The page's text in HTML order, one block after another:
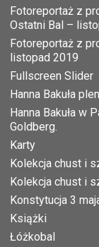
Fotoreportaż z
Ostatni Bal –
Fotoreportaż z
listopad 2019
Fullscreen Slider
Hanna Bakuła
Hanna Bakuła w
Goldberg.
Karty
Kolekcja chust i
Kolekcja chust i
Konstytucja 3
Książki
Łóżkobal